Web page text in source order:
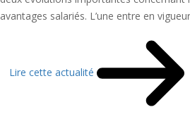
avantages salariés. L’une entre en
Lire cette actualité